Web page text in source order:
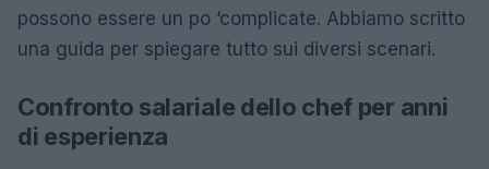
possono essere un po ‘complicate. Abbiamo scritto
una guida per spiegare tutto sui diversi scenari.
Confronto salariale dello chef per anni
di esperienza